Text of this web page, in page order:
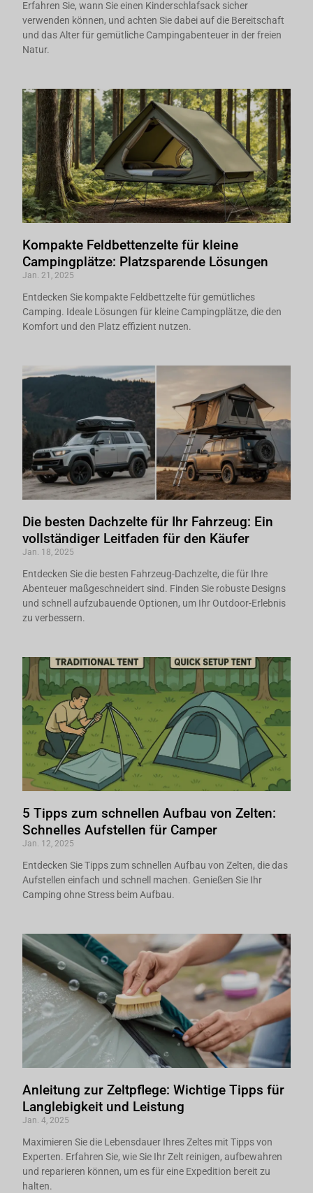
Erfahren Sie, wann Sie einen Kinderschlafsack sicher
verwenden können, und achten Sie dabei auf die Bereitschaft
und das Alter für gemütliche Campingabenteuer in der freien
Natur.
Kompakte Feldbettenzelte für kleine
Campingplätze: Platzsparende Lösungen
Jan. 21, 2025
Entdecken Sie kompakte Feldbettzelte für gemütliches
Camping. Ideale Lösungen für kleine Campingplätze, die den
Komfort und den Platz effizient nutzen.
Die besten Dachzelte für Ihr Fahrzeug: Ein
vollständiger Leitfaden für den Käufer
Jan. 18, 2025
Entdecken Sie die besten Fahrzeug-Dachzelte, die für Ihre
Abenteuer maßgeschneidert sind. Finden Sie robuste Designs
und schnell aufzubauende Optionen, um Ihr Outdoor-Erlebnis
zu verbessern.
5 Tipps zum schnellen Aufbau von Zelten:
Schnelles Aufstellen für Camper
Jan. 12, 2025
Entdecken Sie Tipps zum schnellen Aufbau von Zelten, die das
Aufstellen einfach und schnell machen. Genießen Sie Ihr
Camping ohne Stress beim Aufbau.
Anleitung zur Zeltpflege: Wichtige Tipps für
Langlebigkeit und Leistung
Jan. 4, 2025
Maximieren Sie die Lebensdauer Ihres Zeltes mit Tipps von
Experten. Erfahren Sie, wie Sie Ihr Zelt reinigen, aufbewahren
und reparieren können, um es für eine Expedition bereit zu
halten.